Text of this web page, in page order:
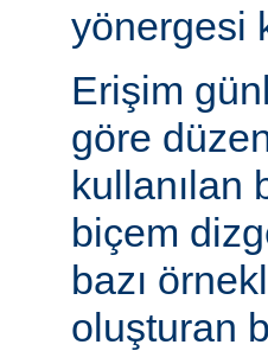
yönergesi
Erişim
göre
kullanılan
biçem
bazı
oluşturan